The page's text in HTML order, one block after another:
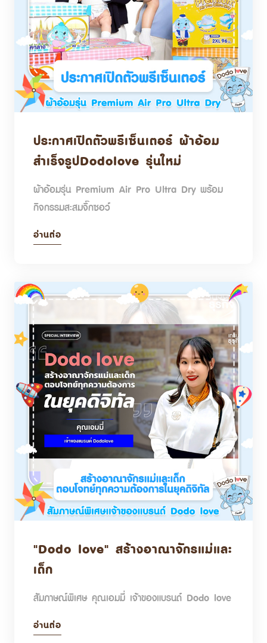
ประกาศเปิดตัวพรีเซ็นเตอร์ ผ้าอ้อม
สำเร็จรูปDodolove รุ่นใหม่
ผ้าอ้อมรุ่น Premium Air Pro Ultra Dry พร้อม
กิจกรรมสะสมจิ๊กซอว์
อ่านต่อ
"Dodo love" สร้างอาณาจักรแม่และ
เด็ก
สัมภาษณ์พิเศษ คุณเอมมี่ เจ้าของแบรนด์ Dodo love
อ่านต่อ